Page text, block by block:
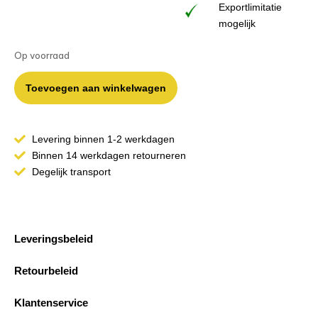
Exportlimitatie
mogelijk
Op voorraad
Toevoegen aan winkelwagen
Levering binnen 1-2 werkdagen
Binnen 14 werkdagen retourneren
Degelijk transport
Leveringsbeleid
Retourbeleid
Klantenservice